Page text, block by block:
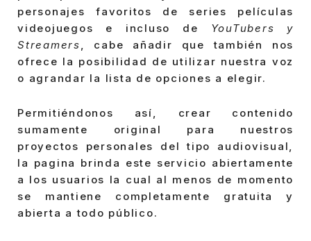
personajes favoritos de series películas
videojuegos e incluso de YouTubers y
Streamers, cabe añadir que también nos
ofrece la posibilidad de utilizar nuestra voz
o agrandar la lista de opciones a elegir.
Permitiéndonos así, crear contenido
sumamente original para nuestros
proyectos personales del tipo audiovisual,
la pagina brinda este servicio abiertamente
a los usuarios la cual al menos de momento
se mantiene completamente gratuita y
abierta a todo público.